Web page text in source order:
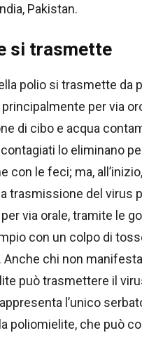
Pakistan.
si trasmette
polio si trasmette da
principalmente per via
di cibo e acqua
lo eliminano
con le feci; ma,
trasmissione del virus
via orale, tramite le
con un colpo di
Anche chi non
può trasmettere il
l’unico
poliomielite, che può